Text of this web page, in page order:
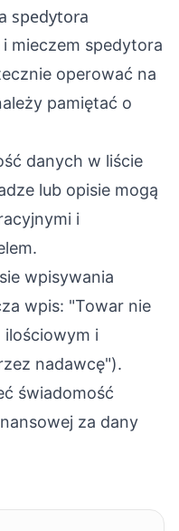
spedytora
mieczem spedytora
operować na
pamiętać o
danych w liście
lub opisie mogą
i
wpisywania
wpis: "Towar nie
i
nadawcę").
świadomość
za dany